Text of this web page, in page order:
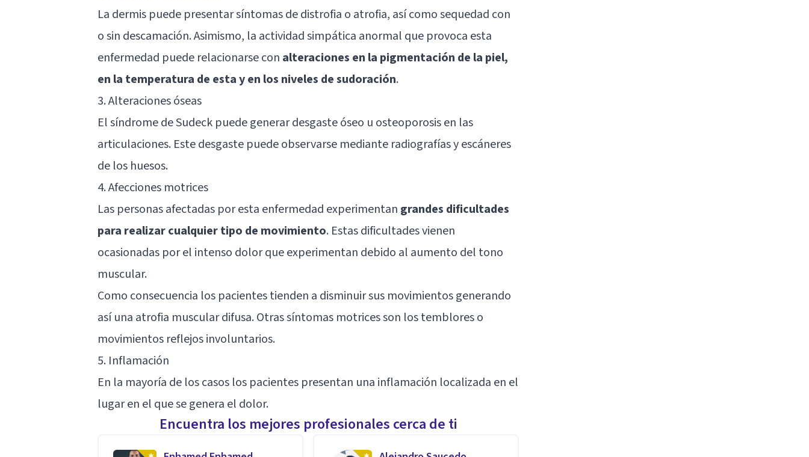
La dermis puede presentar síntomas de distrofia o atrofia, así como sequedad con
o sin descamación. Asimismo, la actividad simpática anormal que provoca esta
enfermedad puede relacionarse con alteraciones en la pigmentación de la piel,
en la temperatura de esta y en los niveles de sudoración.
3. Alteraciones óseas
El síndrome de Sudeck puede generar desgaste óseo u osteoporosis en las
articulaciones. Este desgaste puede observarse mediante radiografías y escáneres
de los huesos.
4. Afecciones motrices
Las personas afectadas por esta enfermedad experimentan grandes dificultades
para realizar cualquier tipo de movimiento. Estas dificultades vienen
ocasionadas por el intenso dolor que experimentan debido al aumento del tono
muscular.
Como consecuencia los pacientes tienden a disminuir sus movimientos generando
así una atrofia muscular difusa. Otras síntomas motrices son los temblores o
movimientos reflejos involuntarios.
5. Inflamación
En la mayoría de los casos los pacientes presentan una inflamación localizada en el
lugar en el que se genera el dolor.
Encuentra los mejores profesionales cerca de ti